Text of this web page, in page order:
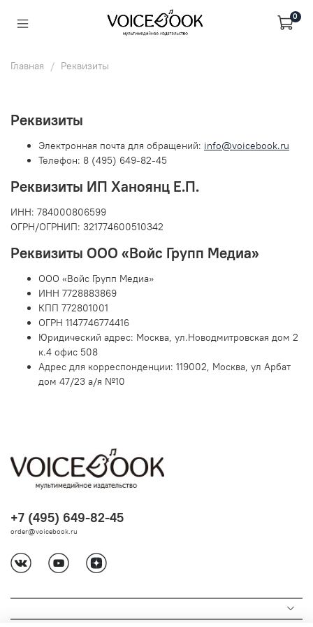
0
Главная Реквизиты
Реквизиты
Электронная почта для обращений: info@voicebook.ru
Телефон: 8 (495) 649-82-45
Реквизиты ИП Ханоянц Е.П.
ИНН: 784000806599
ОГРН/ОГРНИП: 321774600510342
Реквизиты ООО «Войс Групп Медиа»
ООО «Войс Групп Медиа»
ИНН 7728883869
КПП 772801001
ОГРН 1147746774416
Юридический адрес: Москва, ул.Новодмитровская дом 2
к.4 офис 508
Адрес для корреспонденции: 119002, Москва, ул Арбат
дом 47/23 а/я №10
+7 (495) 649-82-45
order@voicebook.ru